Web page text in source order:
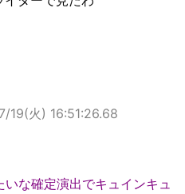
19(火) 16:51:26.68
な確定演出でキュインキュ